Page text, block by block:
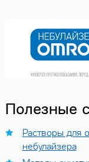
Полезные
Растворы для
небулайзера